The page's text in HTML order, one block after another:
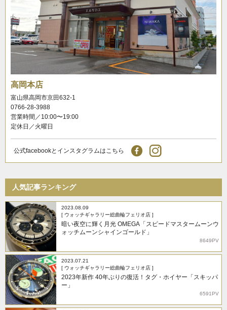
高岡本店
富山県高岡市京田632-1
0766-28-3988
営業時間／10:00〜19:00
定休日／火曜日
公式facebookとインスタグラムはこちら
人気記事ランキング
2023.08.09
[ ウォッチギャラリー総曲輪フェリオ店 ]
暗い夜空に輝く月光 OMEGA「スピードマスタームーンウ
ォッチムーンシャインゴールド」
8649PV
2023.07.21
[ ウォッチギャラリー総曲輪フェリオ店 ]
2023年新作 40年ぶりの復活！タグ・ホイヤー「スキッパ
ー」
6591PV